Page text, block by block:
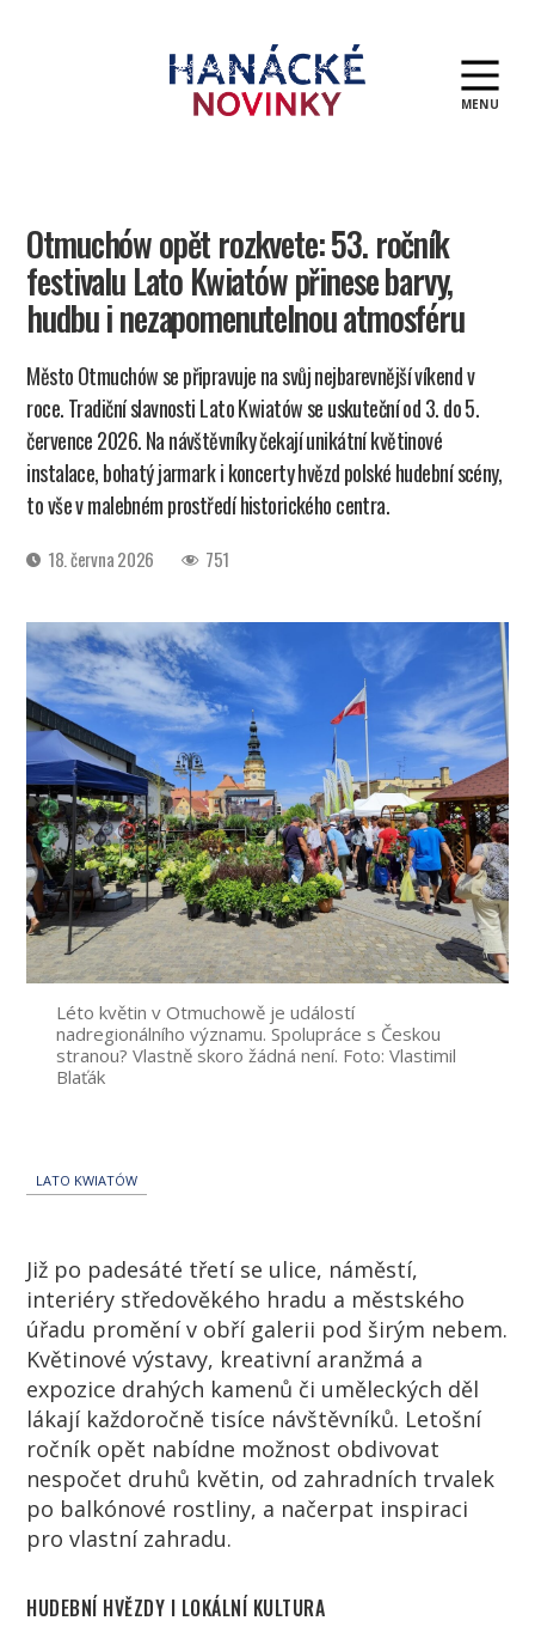
MENU
Otmuchów opět rozkvete: 53. ročník
festivalu Lato Kwiatów přinese barvy,
hudbu i nezapomenutelnou atmosféru
Město Otmuchów se připravuje na svůj nejbarevnější víkend v
roce. Tradiční slavnosti Lato Kwiatów se uskuteční od 3. do 5.
července 2026. Na návštěvníky čekají unikátní květinové
instalace, bohatý jarmark i koncerty hvězd polské hudební scény,
to vše v malebném prostředí historického centra.
Datum18. června 2026 751
Léto květin v Otmuchowě je událostí
nadregionálního významu. Spolupráce s Českou
stranou? Vlastně skoro žádná není. Foto: Vlastimil
Blaťák
LATO KWIATÓW
Již po padesáté třetí se ulice, náměstí,
interiéry středověkého hradu a městského
úřadu promění v obří galerii pod širým nebem.
Květinové výstavy, kreativní aranžmá a
expozice drahých kamenů či uměleckých děl
lákají každoročně tisíce návštěvníků. Letošní
ročník opět nabídne možnost obdivovat
nespočet druhů květin, od zahradních trvalek
po balkónové rostliny, a načerpat inspiraci
pro vlastní zahradu.
HUDEBNÍ HVĚZDY I LOKÁLNÍ KULTURA